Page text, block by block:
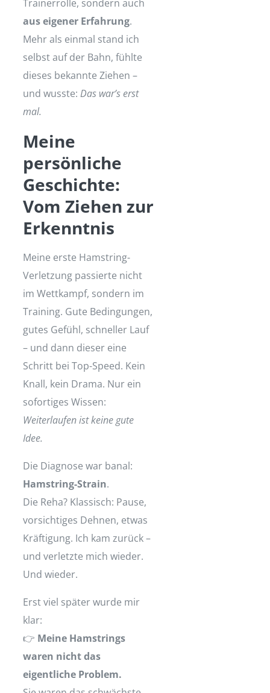
Trainerrolle, sondern auch
aus eigener Erfahrung.
Mehr als einmal stand ich
selbst auf der Bahn, fühlte
dieses bekannte Ziehen –
und wusste: Das war’s erst
mal.
Meine
persönliche
Geschichte:
Vom Ziehen zur
Erkenntnis
Meine erste Hamstring-
Verletzung passierte nicht
im Wettkampf, sondern im
Training. Gute Bedingungen,
gutes Gefühl, schneller Lauf
– und dann dieser eine
Schritt bei Top-Speed. Kein
Knall, kein Drama. Nur ein
sofortiges Wissen:
Weiterlaufen ist keine gute
Idee.
Die Diagnose war banal:
Hamstring-Strain.
Die Reha? Klassisch: Pause,
vorsichtiges Dehnen, etwas
Kräftigung. Ich kam zurück –
und verletzte mich wieder.
Und wieder.
Erst viel später wurde mir
klar:
👉 Meine Hamstrings
waren nicht das
eigentliche Problem.